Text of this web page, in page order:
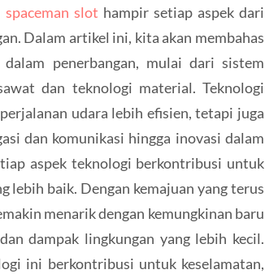
spaceman slot hampir setiap aspek dari
Dalam artikel ini, kita akan membahas
penerbangan, mulai dari sistem
dan teknologi material. Teknologi
udara lebih efisien, tetapi juga
dan komunikasi hingga inovasi dalam
aspek teknologi berkontribusi untuk
lebih baik. Dengan kemajuan yang terus
menarik dengan kemungkinan baru
dampak lingkungan yang lebih kecil.
ini berkontribusi untuk keselamatan,